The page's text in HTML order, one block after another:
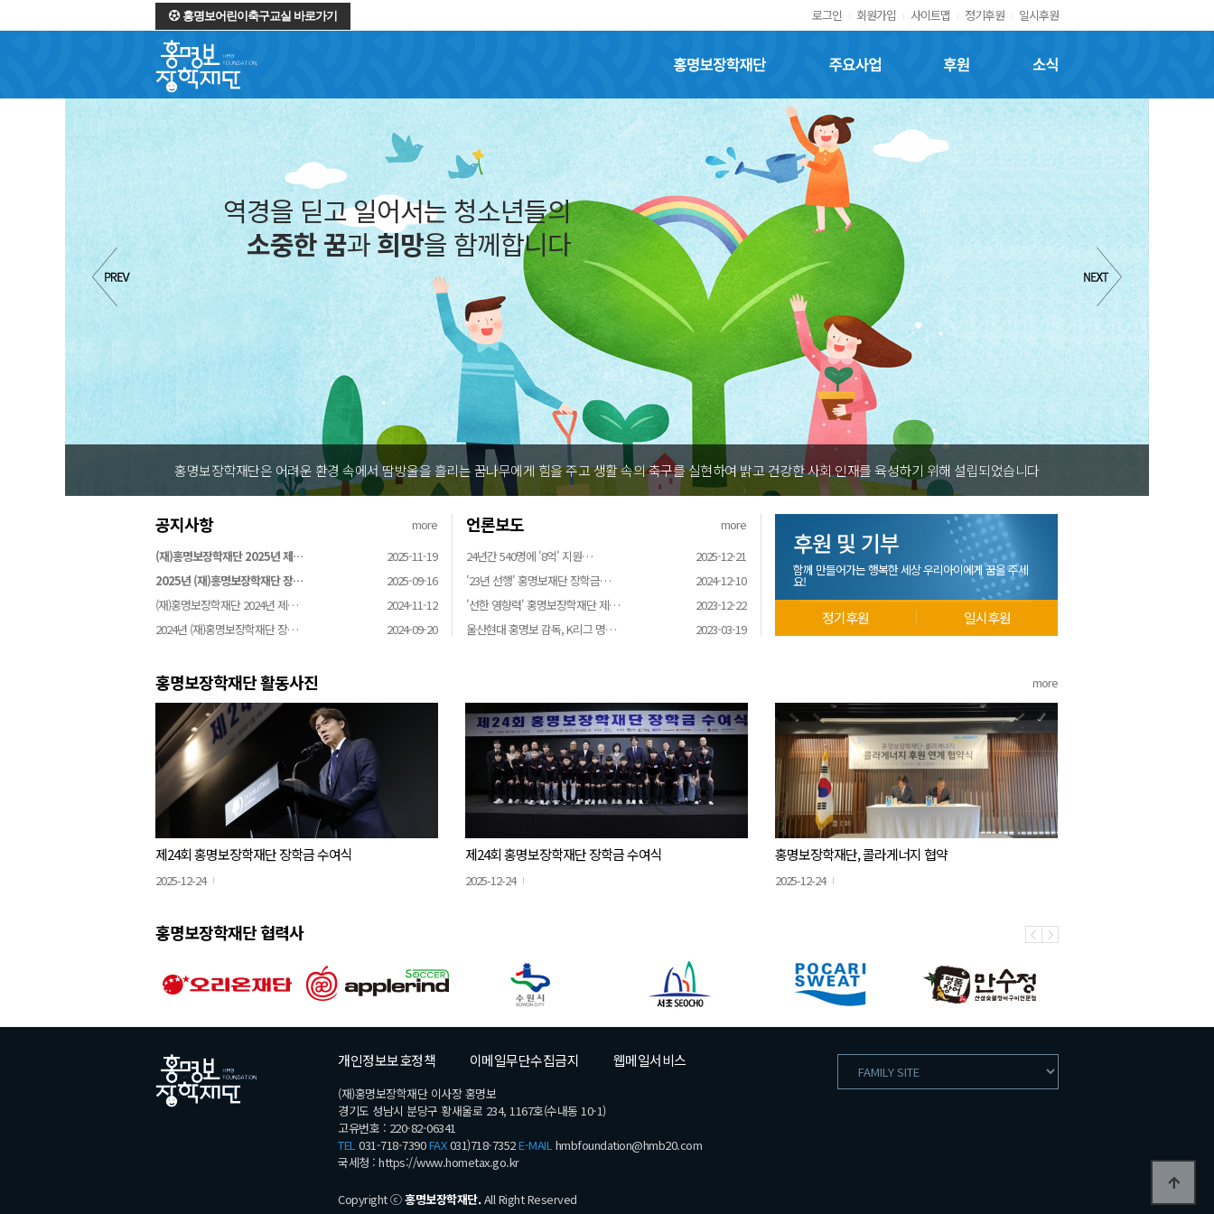
홍명보어린이축구교실 바로가기 로그인 회원가입 사이트맵 정기후원 일시후원
홍명보장학재단 주요사업 후원 소식
역경을 딛고 일어서는 청소년들의
소중한 꿈과희망을 함께합니다
홍명보장학재단은 어려운 환경 속에서 땀방울을 흘리는 꿈나무에게 힘을 주고 생활 속의 축구를 실현하여 밝고 건강한 사회 인재를 육성하기 위해 설립되었습니다
공지사항
more
(재)홍명보장학재단 2025년 제…
2025-11-19
2025년 (재)홍명보장학재단 장…
2025-09-16
(재)홍명보장학재단 2024년 제…
2024-11-12
2024년 (재)홍명보장학재단 장…
2024-09-20
언론보도
more
24년간 540명에 '8억' 지원…
2025-12-21
'23년 선행' 홍명보재단 장학금…
2024-12-10
'선한 영향력' 홍명보장학재단 제…
2023-12-22
울산현대 홍명보 감독, K리그 명…
2023-03-19
후원 및 기부
함께 만들어가는 행복한 세상 우리아이에게 꿈을 주세
요!
정기후원 일시후원
홍명보장학재단 활동사진 more
제24회 홍명보장학재단 장학금 수여식
2025-12-24
제24회 홍명보장학재단 장학금 수여식
2025-12-24
홍명보장학재단, 콜라게너지 협약
2025-12-24
홍명보장학재단 협력사
개인정보보호정책 이메일무단수집금지 웹메일서비스
(재)홍명보장학재단 이사장 홍명보
경기도 성남시 분당구 황새울로 234, 1167호(수내동 10-1)
고유번호 : 220-82-06341
TEL031-718-7390FAX031)718-7352E-MAILhmbfoundation@hmb20.com
국세청 : https://www.hometax.go.kr
Copyright ⓒ홍명보장학재단.All Right Reserved